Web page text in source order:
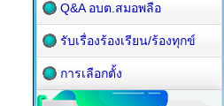
Q&A อบต.สมอพลือ
รับเรื่องร้องเรียน/ร้องทุกข์
การเลือกตั้ง